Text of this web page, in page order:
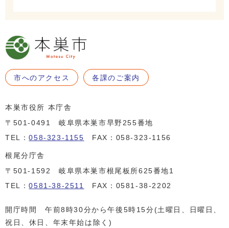
市へのアクセス 各課のご案内
本巣市役所 本庁舎
〒501-0491 岐阜県本巣市早野255番地
TEL：058-323-1155 FAX：058-323-1156
根尾分庁舎
〒501-1592 岐阜県本巣市根尾板所625番地1
TEL：0581-38-2511 FAX：0581-38-2202
開庁時間 午前8時30分から午後5時15分(土曜日、日曜日、
祝日、休日、年末年始は除く)